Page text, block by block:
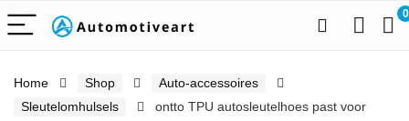
0
Home Shop
Auto-accessoires
Sleutelomhulsels
ontto TPU autosleutelhoes past voor